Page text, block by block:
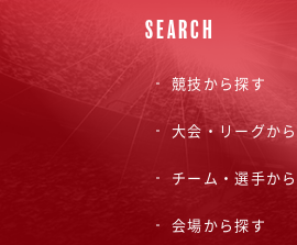
SEARCH
競技から探す
大会・リーグか
チーム・選手か
会場から探す